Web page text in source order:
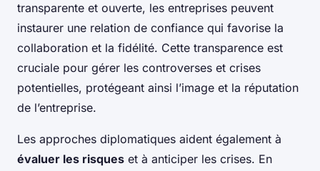
transparente et ouverte, les entreprises peuvent
instaurer une relation de confiance qui favorise la
collaboration et la fidélité. Cette transparence est
cruciale pour gérer les controverses et crises
potentielles, protégeant ainsi l’image et la réputation
de l’entreprise.
Les approches diplomatiques aident également à
évaluer les risques et à anticiper les crises. En